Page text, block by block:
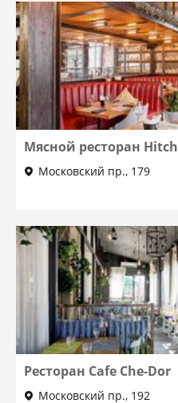
Мясной ресторан Hitch
Московский пр., 179
Ресторан Сafe Che-Dor
Московский пр., 192